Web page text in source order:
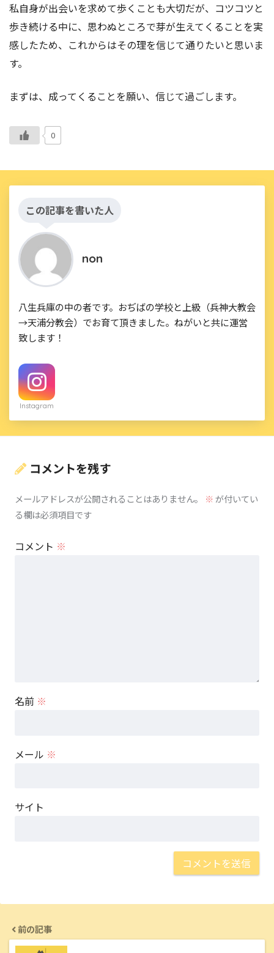
私自身が出会いを求めて歩くことも大切だが、コツコツと
歩き続ける中に、思わぬところで芽が生えてくることを実
感したため、これからはその理を信じて通りたいと思いま
す。
まずは、成ってくることを願い、信じて過ごします。
0
この記事を書いた人
non
八生兵庫の中の者です。おぢばの学校と上級（兵神大教会
→天浦分教会）でお育て頂きました。ねがいと共に運営
致します！
Instagram
コメントを残す
メールアドレスが公開されることはありません。 ※が付いてい
る欄は必須項目です
コメント ※
名前 ※
メール ※
サイト
前の記事